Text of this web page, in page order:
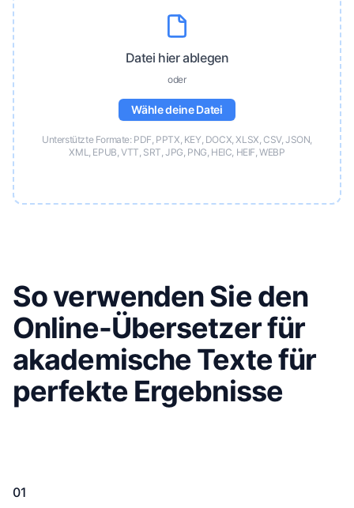
Datei hier ablegen
oder
Wähle deine Datei
Unterstützte Formate: PDF, PPTX, KEY, DOCX, XLSX, CSV, JSON,
XML, EPUB, VTT, SRT, JPG, PNG, HEIC, HEIF, WEBP
So verwenden Sie den
Online-Übersetzer für
akademische Texte für
perfekte Ergebnisse
01